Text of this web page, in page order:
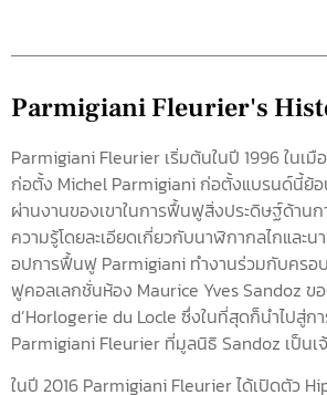
Parmigiani Fleurier's
Parmigiani Fleurier เริ่มต้นในปี 1996 ในเ
ก่อตั้ง Michel Parmigiani ก่อตั้งแบรนด์นี้ย้อ
ผ่านงานของเขาในการฟื้นฟูสิ่งประดิษฐ์ด้าน
ความรู้โดยละเอียดเกี่ยวกับนาฬิกากลไกและน
อปการฟื้นฟู Parmigiani ทำงานร่วมกับครอ
ฟูคอลเลกชั่นห้อง Maurice Yves Sandoz ข
d’Horlogerie du Locle ซึ่งในที่สุดก็นำไปสู่ก
Parmigiani Fleurier ที่มูลนิธิ Sandoz เป็นเ
ในปี 2016 Parmigiani Fleurier ได้เปิดตัว